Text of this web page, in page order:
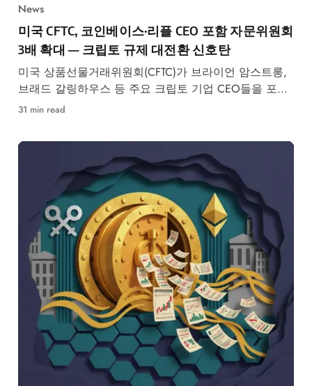
News
미국 CFTC, 코인베이스·리플 CEO 포함 자문위원회
3배 확대 — 크립토 규제 대전환 신호탄
미국 상품선물거래위원회(CFTC)가 브라이언 암스트롱,
브래드 갈링하우스 등 주요 크립토 기업 CEO들을 포함
한 35명 규모의 혁신자문위원회를 출범시키며, 동시에
투입하는 등 워싱턴 D.C. 정치 지형이 급변하고 있다.
31 min read